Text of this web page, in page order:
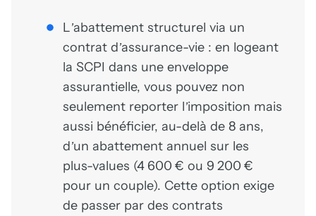
L’abattement structurel via un
contrat d’assurance-vie : en logeant
la SCPI dans une enveloppe
assurantielle, vous pouvez non
seulement reporter l’imposition mais
aussi bénéficier, au-delà de 8 ans,
d’un abattement annuel sur les
plus-values (4 600 € ou 9 200 €
pour un couple). Cette option exige
de passer par des contrats